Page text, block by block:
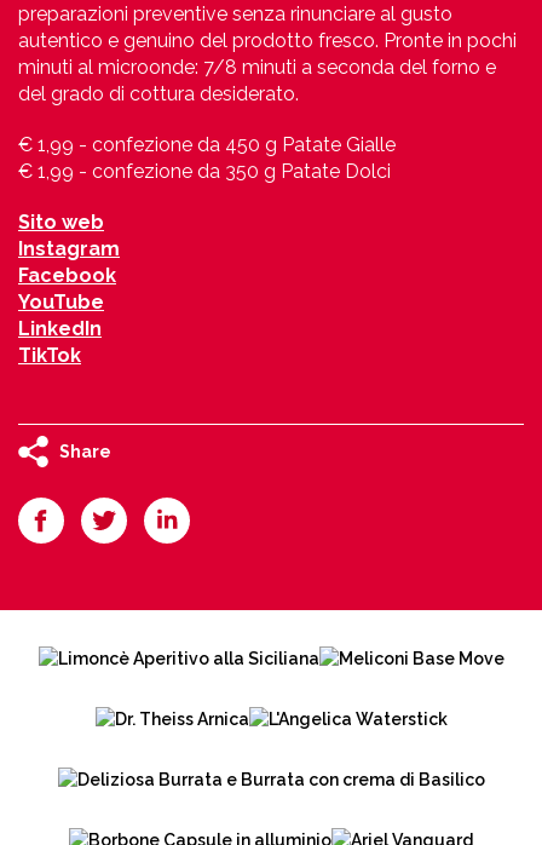
preparazioni preventive senza rinunciare al gusto
autentico e genuino del prodotto fresco. Pronte in pochi
minuti al microonde: 7/8 minuti a seconda del forno e
del grado di cottura desiderato.
€ 1,99 - confezione da 450 g Patate Gialle
€ 1,99 - confezione da 350 g Patate Dolci
Sito web
Instagram
Facebook
YouTube
LinkedIn
TikTok
Share